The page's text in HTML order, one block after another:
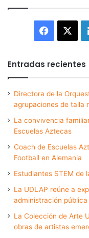
Entradas recientes
Directora de la
agrupaciones de talla
La convivencia
Escuelas Aztecas
Coach de Escuelas
Football en Alemania
Estudiantes STEM de
La UDLAP reúne a
administración
La Colección de Arte
obras de artistas